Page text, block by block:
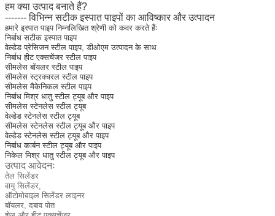
हम क्या उत्पाद बनाते हैं?
------- विभिन्न सटीक इस्पात पाइपों का आविष्कार और उत्पादन
हमारे इस्पात पाइप निम्नलिखित श्रेणी को कवर करते हैंः
निर्बाध सटीक इस्पात पाइप
वेल्डेड प्रेसिजन स्टील पाइप, डीओएम उत्पादन के साथ
निर्बाध हीट एक्सचेंजर स्टील पाइप
सीमलेस बॉयलर स्टील पाइप
सीमलेस स्ट्रक्चरल स्टील पाइप
सीमलेस मैकेनिकल स्टील पाइप
निर्बाध मिश्र धातु स्टील ट्यूब और पाइप
सीमलेस स्टेनलेस स्टील ट्यूब
वेल्डेड स्टेनलेस स्टील ट्यूब
सीमलेस स्टेनलेस स्टील ट्यूब और पाइप
वेल्डेड स्टेनलेस स्टील ट्यूब और पाइप
निर्बाध कार्बन स्टील ट्यूब और पाइप
निकेल मिश्र धातु स्टील ट्यूब और पाइप
उत्पाद आवेदनः
तेल सिलेंडर
वायु सिलेंडर,
ऑटोमोबाइल सिलेंडर लाइनर
बॉयलर, दबाव पोत